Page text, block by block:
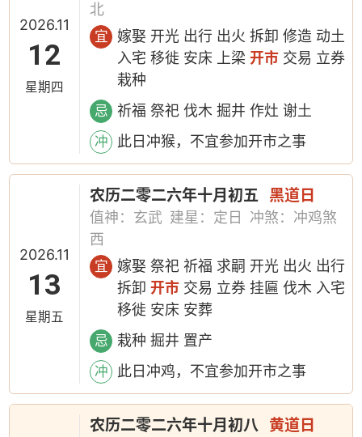
2026.11
12
星期四
北
宜
嫁娶 开光 出行 出火 拆卸 修造 动土
入宅 移徙 安床 上梁开市 交易 立券
栽种
忌 祈福 祭祀 伐木 掘井 作灶 谢土
冲 此日冲猴，不宜参加开市之事
2026.11
13
星期五
农历二零二六年十月初五 黑道日
值神：玄武 建星：定日
冲煞：冲鸡煞
西
宜
嫁娶 祭祀 祈福 求嗣 开光 出火 出行
拆卸开市 交易 立券 挂匾 伐木 入宅
移徙 安床 安葬
忌 栽种 掘井 置产
冲 此日冲鸡，不宜参加开市之事
农历二零二六年十月初八 黄道日